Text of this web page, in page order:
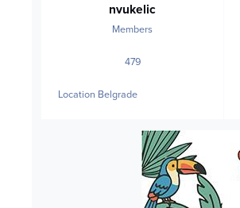
nvukelic
Members
479posts
Location Belgrade